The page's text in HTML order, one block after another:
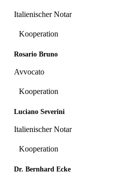
Italienischer Notar
Kooperation
Rosario Bruno
Avvocato
Kooperation
Luciano Severini
Italienischer Notar
Kooperation
Dr. Bernhard Ecke